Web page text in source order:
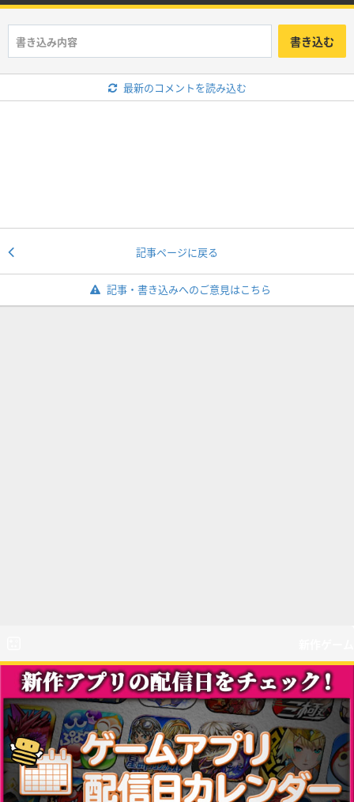
書き込む
最新のコメントを読み込む
記事ページに戻る
記事・書き込みへのご意見はこちら